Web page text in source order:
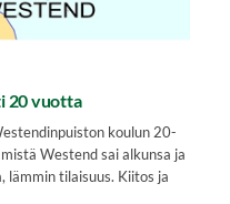
20 vuotta
koulun 20-
Westend sai alkunsa ja
lämmin tilaisuus. Kiitos ja